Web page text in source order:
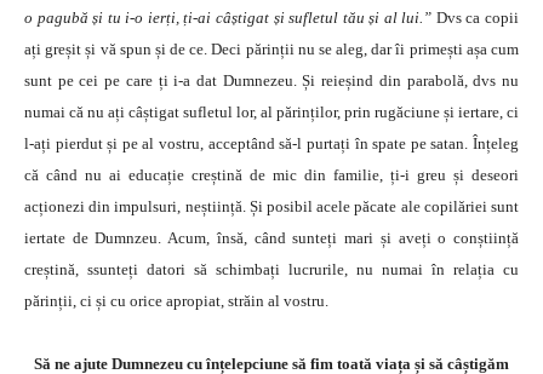
o pagubă și tu i-o ierți, ți-ai câștigat și sufletul tău și al lui.” Dvs ca copii
ați greșit și vă spun și de ce. Deci părinții nu se aleg, dar îi primești așa cum
sunt pe cei pe care ți i-a dat Dumnezeu. Și reieșind din parabolă, dvs nu
numai că nu ați câștigat sufletul lor, al părinților, prin rugăciune și iertare, ci
l-ați pierdut și pe al vostru, acceptând să-l purtați în spate pe satan. Înțeleg
că când nu ai educație creștină de mic din familie, ți-i greu și deseori
acționezi din impulsuri, neștiință. Și posibil acele păcate ale copilăriei sunt
iertate de Dumnzeu. Acum, însă, când sunteți mari și aveți o conștiință
creștină, ssunteți datori să schimbați lucrurile, nu numai în relația cu
părinții, ci și cu orice apropiat, străin al vostru.
Să ne ajute Dumnezeu cu înțelepciune să fim toată viața și să câștigăm